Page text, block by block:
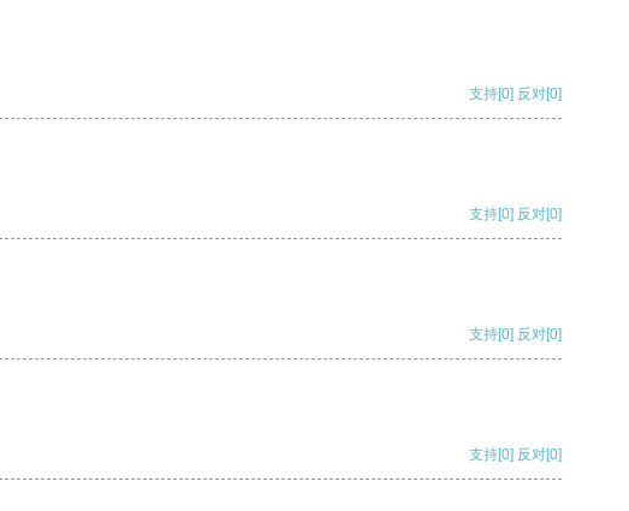
支持[0] 反对[0]
支持[0] 反对[0]
支持[0] 反对[0]
支持[0] 反对[0]